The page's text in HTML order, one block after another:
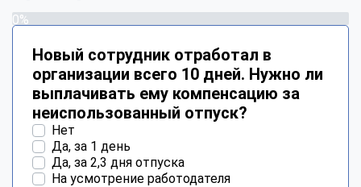
0%
Новый сотрудник отработал в
организации всего 10 дней. Нужно ли
выплачивать ему компенсацию за
неиспользованный отпуск?
Нет
Да, за 1 день
Да, за 2,3 дня отпуска
На усмотрение работодателя